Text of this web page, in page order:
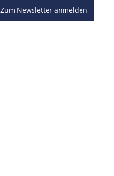
Zum Newsletter anmelden